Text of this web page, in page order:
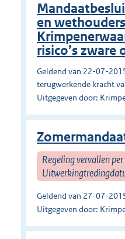
en
risico’s zware
Geldend van 22-07-
terugwerkende kracht
Uitgegeven door:
Regeling vervallen
Geldend van 27-07-
Uitgegeven door: